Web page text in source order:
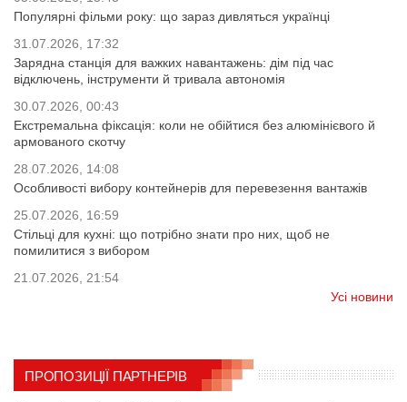
Популярні фільми року: що зараз дивляться українці
31.07.2026, 17:32
Зарядна станція для важких навантажень: дім під час
відключень, інструменти й тривала автономія
30.07.2026, 00:43
Екстремальна фіксація: коли не обійтися без алюмінієвого й
армованого скотчу
28.07.2026, 14:08
Особливості вибору контейнерів для перевезення вантажів
25.07.2026, 16:59
Стільці для кухні: що потрібно знати про них, щоб не
помилитися з вибором
21.07.2026, 21:54
Усі новини
ПРОПОЗИЦІЇ ПАРТНЕРІВ